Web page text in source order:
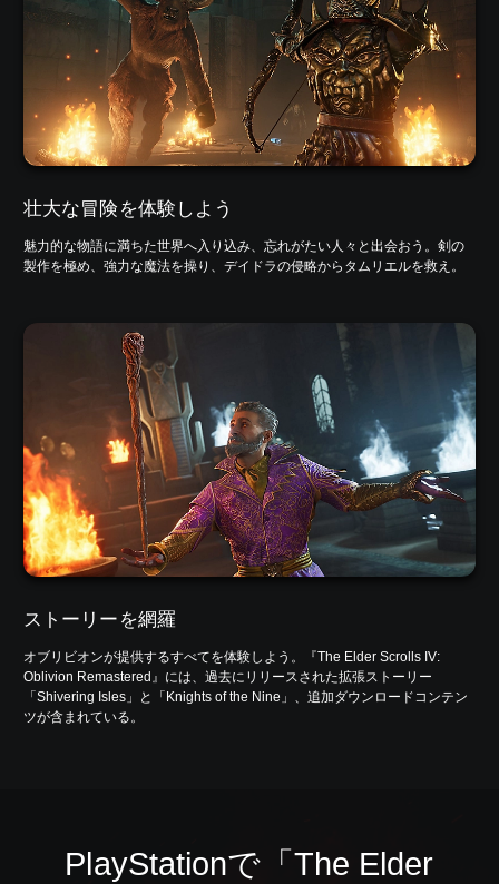
壮大な冒険を体験しよう
魅力的な物語に満ちた世界へ入り込み、忘れがたい人々と出会おう。剣の
製作を極め、強力な魔法を操り、デイドラの侵略からタムリエルを救え。
ストーリーを網羅
オブリビオンが提供するすべてを体験しよう。『The Elder Scrolls IV:
Oblivion Remastered』には、過去にリリースされた拡張ストーリー
「Shivering Isles」と「Knights of the Nine」、追加ダウンロードコンテン
ツが含まれている。
PlayStationで「The Elder